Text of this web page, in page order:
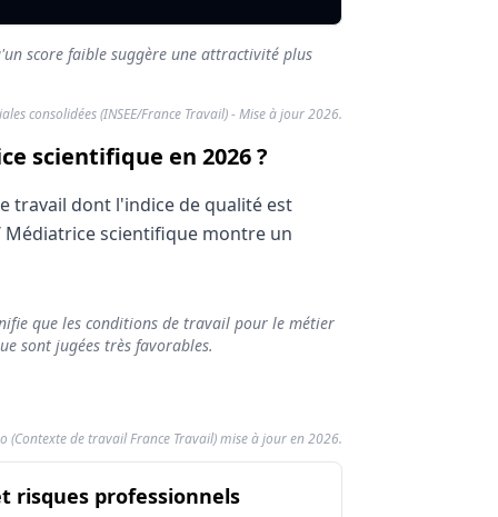
score faible suggère une attractivité plus
consolidées (INSEE/France Travail) - Mise à jour 2026.
scientifique en 2026 ?
travail dont l'indice de qualité est
scientifique montre un
que les conditions de travail pour le métier
sont jugées très favorables.
(Contexte de travail France Travail) mise à jour en 2026.
la pénibilité
risques professionnelsdu métier Médiateur /